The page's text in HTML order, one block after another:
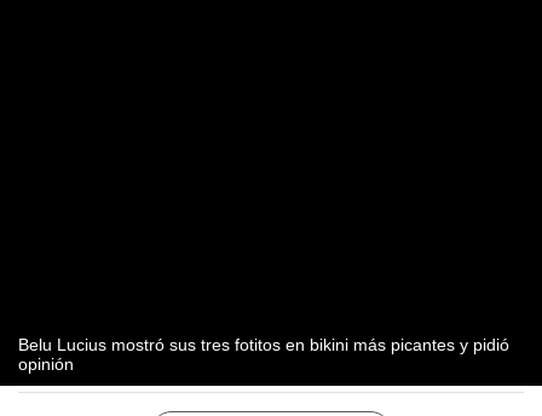
Belu Lucius mostró sus tres fotitos en bikini más picantes y pidió
opinión